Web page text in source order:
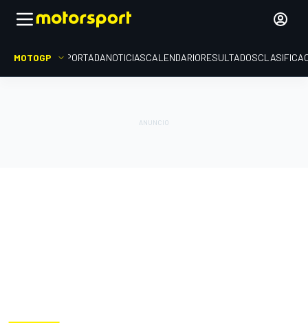
MOTOGP PORTADANOTICIASCALENDARIORESULTADOS